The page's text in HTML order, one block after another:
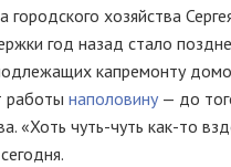
хозяйства
год назад стало
капремонту
работы наполовину— до
«Хоть чуть-чуть как-то